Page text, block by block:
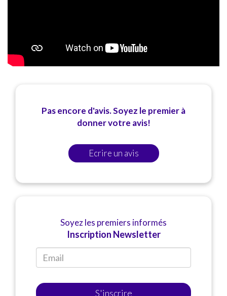
Pas encore d'avis. Soyez le premier à
donner votre avis!
Ecrire un avis
Soyez les premiers informés
Inscription Newsletter
S'inscrire